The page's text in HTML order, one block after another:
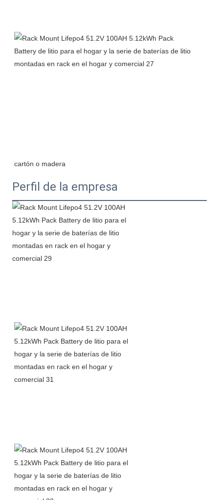
Perfil de la empresa